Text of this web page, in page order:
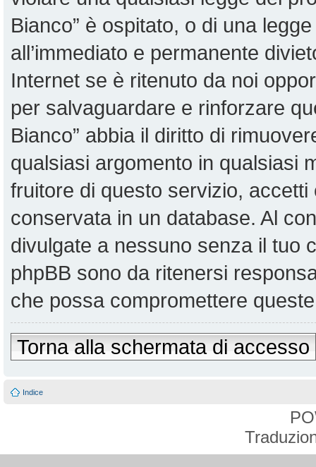
Bianco” è ospitato, o di una
all’immediato e permanente
Internet se è ritenuto da noi
per salvaguardare e rinforzare
Bianco” abbia il diritto di
qualsiasi argomento in qualsiasi
fruitore di questo servizio,
conservata in un database. Al
divulgate a nessuno senza il tuo
phpBB sono da ritenersi
che possa compromettere
Torna alla schermata di accesso
Indice